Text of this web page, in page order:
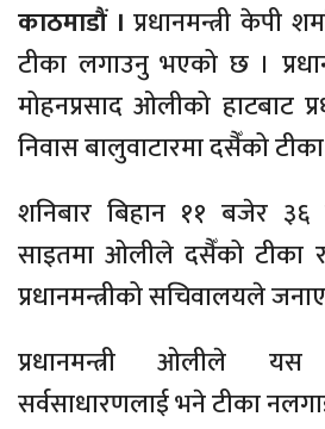
काठमाडौं ।प्रधानमन्त्री केपी
टीका लगाउनु भएको छ ।
मोहनप्रसाद ओलीको हाटबाट
निवास बालुवाटारमा दसैँको
शनिबार बिहान ११ बजेर
साइतमा ओलीले दसैँको टीका
प्रधानमन्त्रीको सचिवालयले
प्रधानमन्त्री ओलीले
सर्वसाधारणलाई भने टीका